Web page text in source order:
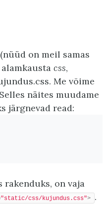
(nüüd on meil samas
css,
Me võime
näites muudame
järgnevad read:
on vaja
"static/css/kujundus.css">
.